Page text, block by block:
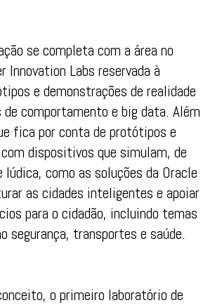
se completa com a área no
Innovation Labs reservada à
e demonstrações de realidade
comportamento e big data. Além
fica por conta de protótipos e
dispositivos que simulam, de
lúdica, como as soluções da Oracle
as cidades inteligentes e apoiar
para o cidadão, incluindo temas
segurança, transportes e saúde.
o primeiro laboratório de